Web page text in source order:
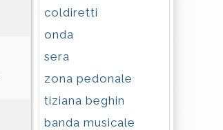
coldiretti
onda
sera
zona pedonale
tiziana beghin
banda musicale